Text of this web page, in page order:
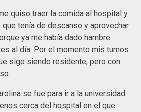
quiso traer la comida al hospital y
tenía de descanso y aprovechar
ya me había dado hambre
al día. Por el momento mis turnos
sigo siendo residente, pero con
se fue para ir a la universidad
cerca del hospital en el que